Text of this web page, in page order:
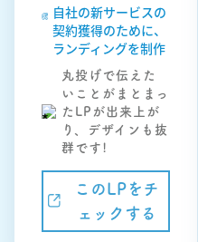
自社の新サービスの
契約獲得のために、
ランディングを制作
丸投げで伝えた
いことがまとまっ
たLPが出来上が
り、デザインも抜
群です!
このLPをチ
ェックする